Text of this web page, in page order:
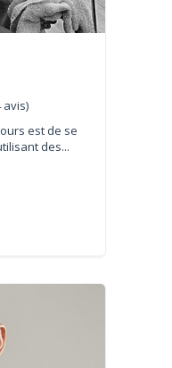
avis)
est de se
des...